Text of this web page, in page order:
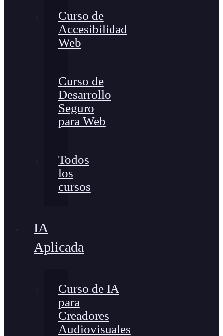
Curso de
Accesibilidad
Web
Curso de
Desarrollo
Seguro
para Web
Todos
los
cursos
IA
Aplicada
Curso de IA
para
Creadores
Audiovisuales